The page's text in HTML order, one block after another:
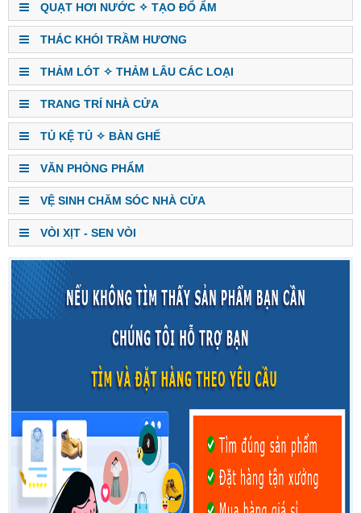
QUẠT HƠI NƯỚC ✧ TẠO ĐỔ ẨM
THÁC KHÓI TRẦM HƯƠNG
THẢM LÓT ✧ THẢM LÂU CÁC LOẠI
TRANG TRÍ NHÀ CỬA
TỦ KỆ TỦ ✧ BÀN GHẾ
VĂN PHÒNG PHẨM
VỆ SINH CHĂM SÓC NHÀ CỬA
VÒI XỊT - SEN VÒI